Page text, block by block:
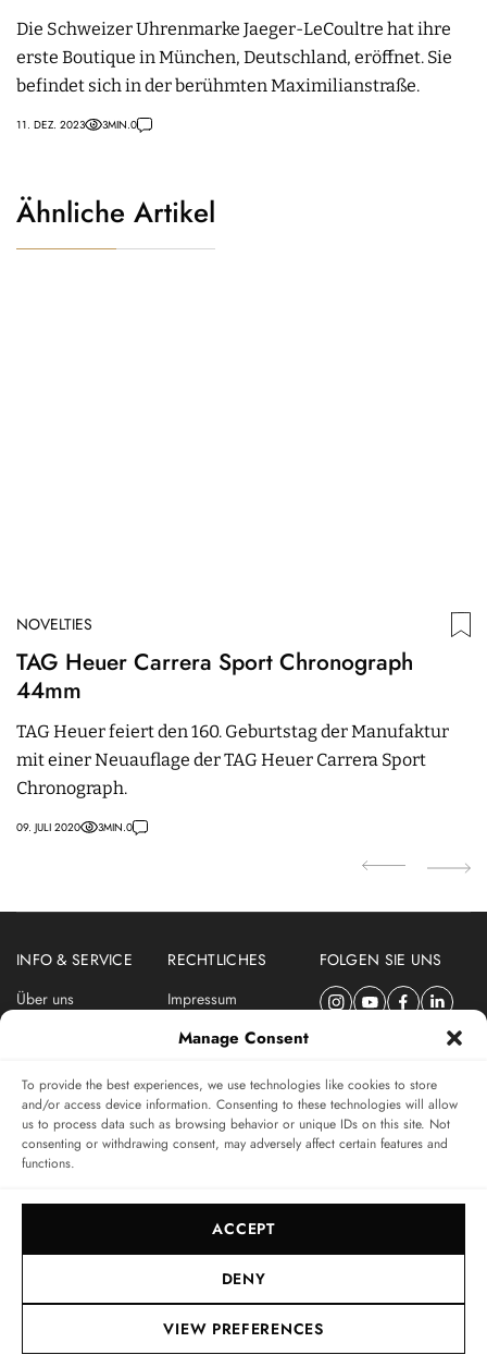
Manage Consent
To provide the best experiences, we use technologies like cookies to store
and/or access device information. Consenting to these technologies will allow
us to process data such as browsing behavior or unique IDs on this site. Not
consenting or withdrawing consent, may adversely affect certain features and
functions.
ACCEPT
DENY
VIEW PREFERENCES
Die Schweizer Uhrenmarke Jaeger-LeCoultre hat ihre
erste Boutique in München, Deutschland, eröffnet. Sie
befindet sich in der berühmten Maximilianstraße.
11. DEZ. 2023 3MIN.0
Ähnliche Artikel
NOVELTIES
TAG Heuer Carrera Sport Chronograph
44mm
TAG Heuer feiert den 160. Geburtstag der Manufaktur
mit einer Neuauflage der TAG Heuer Carrera Sport
Chronograph.
09. JULI 2020 3MIN.0
INFO & SERVICE
Über uns
RECHTLICHES
Impressum
Datenschutzerklärung
FOLGEN SIE UNS
ABONNIEREN SIE DEN SWISSWATCHES NEWSLETTER
Das unabhängige Magazin für Uhren-Connaisseurs
SUBSCRIBE
© 2017-2026, SWISSWATCHES MEDIA GMBH